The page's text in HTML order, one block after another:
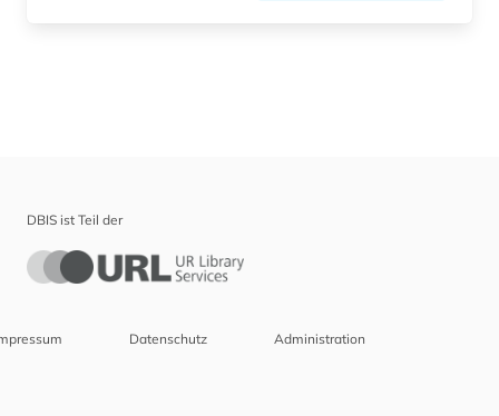
DBIS ist Teil der
Datenschutz Administration